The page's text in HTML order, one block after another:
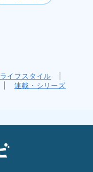
ライフスタイル
連載・シリーズ